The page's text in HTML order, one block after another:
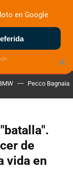
ELÉCTRICAS
Pecco Bagnaia
de
vida en
×
en Google